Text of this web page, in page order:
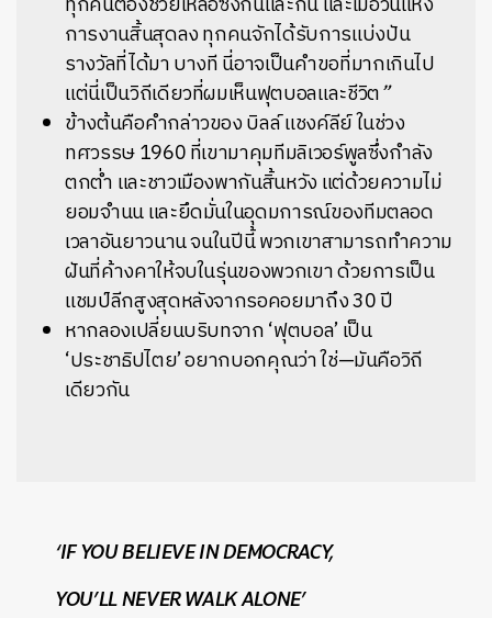
การงานสิ้นสุดลงทุกคนจักได้รับการแบ่งปัน
รางวัลที่ได้มาบางทีนี่อาจเป็นคำขอที่มากเกินไป
แต่นี่เป็นวิถีเดียวที่ผมเห็นฟุตบอลและชีวิต”
ข้างต้นคือคำกล่าวของ บิลล์ แชงค์ลีย์ ในช่วง
ทศวรรษ 1960 ที่เขามาคุมทีมลิเวอร์พูลซึ่งกำลัง
ตกต่ำ และชาวเมืองพากันสิ้นหวัง แต่ด้วยความไม่
ยอมจำนน และยึดมั่นในอุดมการณ์ของทีมตลอด
เวลาอันยาวนาน จนในปีนี้ พวกเขาสามารถทำความ
ฝันที่ค้างคาให้จบในรุ่นของพวกเขา ด้วยการเป็น
แชมป์ลีกสูงสุดหลังจากรอคอยมาถึง 30 ปี
หากลองเปลี่ยนบริบทจาก ‘ฟุตบอล’ เป็น
‘ประชาธิปไตย’ อยากบอกคุณว่า ใช่—มันคือวิถี
เดียวกัน
‘IF YOU BELIEVE IN DEMOCRACY,
YOU’LL NEVER WALK ALONE’